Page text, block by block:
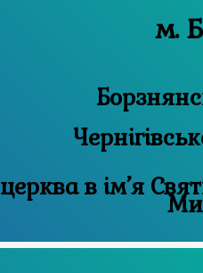
м.
церква в ім’я